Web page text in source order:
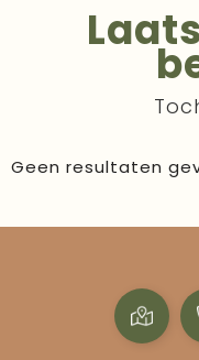
Geen resultaten